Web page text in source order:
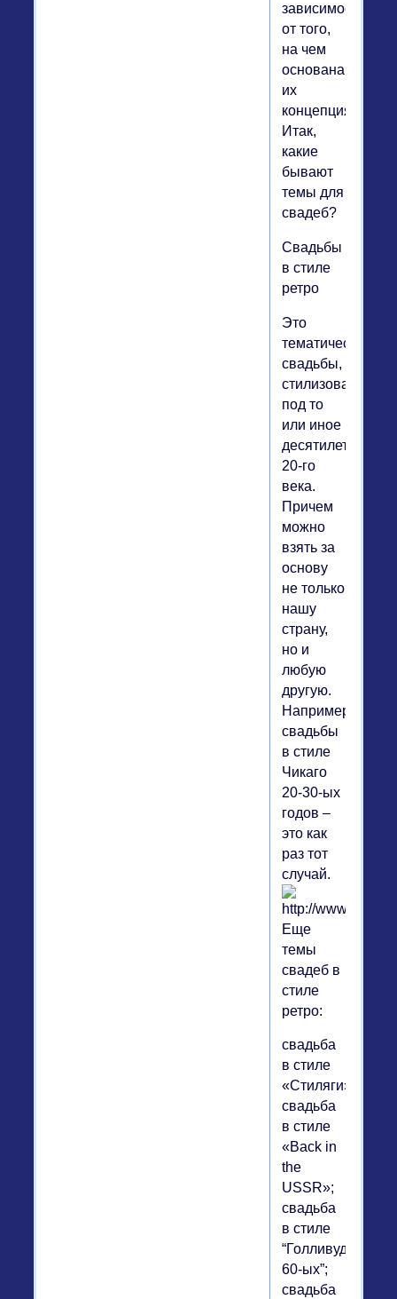
зависимости
от того,
на чем
основана
их
концепция.
Итак,
какие
бывают
темы для
свадеб?
Свадьбы
в стиле
ретро
Это
тематические
свадьбы,
стилизованные
под то
или иное
десятилетие
20-го
века.
Причем
можно
взять за
основу
не только
нашу
страну,
но и
любую
другую.
Например,
свадьбы
в стиле
Чикаго
20-30-ых
годов –
это как
раз тот
случай.
Еще
темы
свадеб в
стиле
ретро:
свадьба
в стиле
«Стиляги»;
свадьба
в стиле
«Back in
the
USSR»;
свадьба
в стиле
“Голливуд
60-ых”;
свадьба